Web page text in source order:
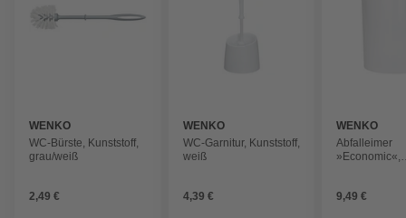
WENKO
WC-Bürste, Kunststoff,
grau/weiß
2,49 €
WENKO
WC-Garnitur, Kunststoff,
weiß
4,39 €
WENKO
Abfalleimer
»Economic«,
9,49 €